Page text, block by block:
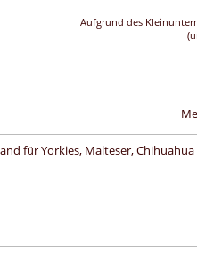
Aufgrund des
für Yorkies, Malteser, Chihuahua